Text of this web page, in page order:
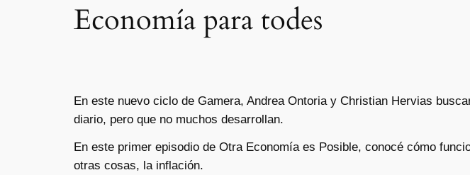
Economía para todes
En este nuevo ciclo de Gamera, Andrea Ontoria y Christian Hervias
diario, pero que no muchos desarrollan.
En este primer episodio de Otra Economía es Posible, conocé cómo
otras cosas, la inflación.